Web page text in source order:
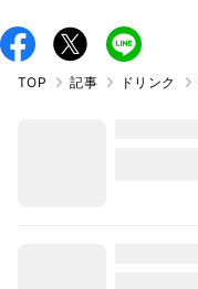
TOP 記事 ドリンク